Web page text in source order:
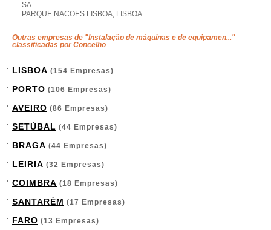
SA
PARQUE NACOES LISBOA, LISBOA
Outras empresas de "Instalação de máquinas e de equipamen..."
classificadas por Concelho
LISBOA (154 Empresas)
PORTO (106 Empresas)
AVEIRO (86 Empresas)
SETÚBAL (44 Empresas)
BRAGA (44 Empresas)
LEIRIA (32 Empresas)
COIMBRA (18 Empresas)
SANTARÉM (17 Empresas)
FARO (13 Empresas)